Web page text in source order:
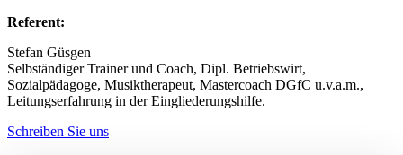
Referent:
Stefan Güsgen
Selbständiger Trainer und Coach, Dipl. Betriebswirt,
Sozialpädagoge, Musiktherapeut, Mastercoach DGfC u.v.a.m.,
Leitungserfahrung in der Eingliederungshilfe.
Schreiben Sie uns